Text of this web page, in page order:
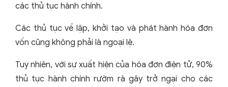
các thủ tục hành chính.
Các thủ tục về lập, khởi tạo và phát hành hóa đơn
vốn cũng không phải là ngoại lệ.
Tuy nhiên, với sự xuất hiện của hóa đơn điện tử, 90%
thủ tục hành chính rườm rà gây trở ngại cho các